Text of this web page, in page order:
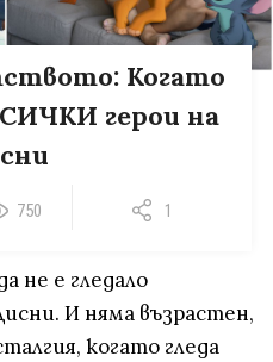
Когато
герои на
750 1
не е гледало
И няма възрастен,
когато гледа